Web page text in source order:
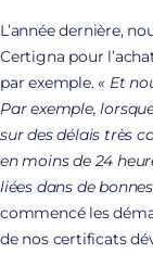
L’année dernière,
Certigna pour
par exemple.« Et
Par exemple,
sur des délais très
en moins de 24
liées dans de
commencé les
de nos certificats